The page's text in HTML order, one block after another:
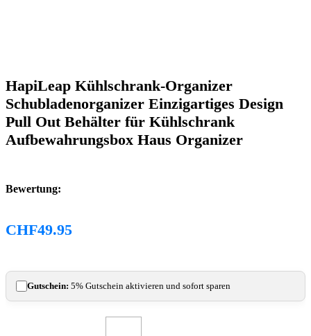
HapiLeap Kühlschrank-Organizer
Schubladenorganizer Einzigartiges Design
Pull Out Behälter für Kühlschrank
Aufbewahrungsbox Haus Organizer
Bewertung:
CHF49.95
Gutschein: 5% Gutschein aktivieren und sofort sparen